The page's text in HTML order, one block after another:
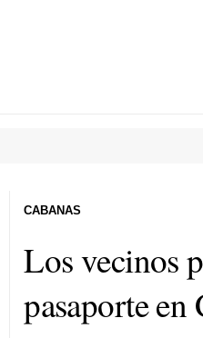
Los vecinos
pasaporte en
CABANAS